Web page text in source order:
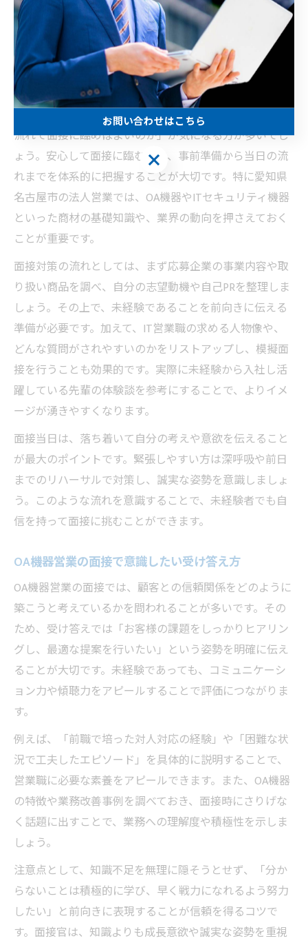
未経験でも始めやすいIT営業面接のコ
ツを解説
未経験者が安心して挑める面接対策の流れ
未経験からIT営業に挑戦する場合、まずは「どのような
流れで面接に臨めばよいのか」が気になる方が多いでし
ょう。安心して面接に臨むには、事前準備から当日の流
れまでを体系的に把握することが大切です。特に愛知県
名古屋市の法人営業では、OA機器やITセキュリティ機器
といった商材の基礎知識や、業界の動向を押さえておく
ことが重要です。
面接対策の流れとしては、まず応募企業の事業内容や取
り扱い商品を調べ、自分の志望動機や自己PRを整理しま
しょう。その上で、未経験であることを前向きに伝える
準備が必要です。加えて、IT営業職の求める人物像や、
どんな質問がされやすいのかをリストアップし、模擬面
接を行うことも効果的です。実際に未経験から入社し活
躍している先輩の体験談を参考にすることで、よりイメ
ージが湧きやすくなります。
面接当日は、落ち着いて自分の考えや意欲を伝えること
が最大のポイントです。緊張しやすい方は深呼吸や前日
までのリハーサルで対策し、誠実な姿勢を意識しましょ
う。このような流れを意識することで、未経験者でも自
信を持って面接に挑むことができます。
OA機器営業の面接で意識したい受け答え方
OA機器営業の面接では、顧客との信頼関係をどのように
築こうと考えているかを問われることが多いです。その
ため、受け答えでは「お客様の課題をしっかりヒアリン
グし、最適な提案を行いたい」という姿勢を明確に伝え
ることが大切です。未経験であっても、コミュニケーシ
ョン力や傾聴力をアピールすることで評価につながりま
す。
例えば、「前職で培った対人対応の経験」や「困難な状
況で工夫したエピソード」を具体的に説明することで、
営業職に必要な素養をアピールできます。また、OA機器
の特徴や業務改善事例を調べておき、面接時にさりげな
く話題に出すことで、業務への理解度や積極性を示しま
しょう。
注意点として、知識不足を無理に隠そうとせず、「分か
らないことは積極的に学び、早く戦力になれるよう努力
したい」と前向きに表現することが信頼を得るコツで
す。面接官は、知識よりも成長意欲や誠実な姿勢を重視
お問い合わせはこちら
お問い合わせはこちら